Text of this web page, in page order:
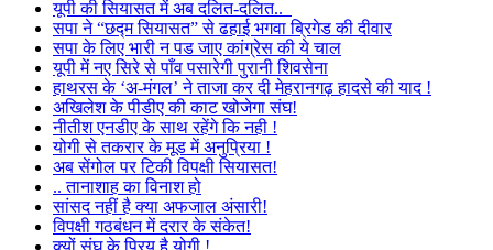
यूपी की सियासत में अब दलित-दलित..
सपा ने “छद्म सियासत” से ढहाई भगवा ब्रिगेड की दीवार
सपा के लिए भारी न पड जाए कांग्रेस की ये चाल
यूपी में नए सिरे से पाँव पसारेगी पुरानी शिवसेना
हाथरस के ‘अ-मंगल’ ने ताजा कर दी मेहरानगढ़ हादसे की याद !
अखिलेश के पीडीए की काट खोजेगा संघ!
नीतीश एनडीए के साथ रहेंगे कि नही !
योगी से तकरार के मूड में अनुप्रिया !
अब सेंगोल पर टिकी विपक्षी सियासत!
.. तानाशाह का विनाश हो
सांसद नहीं है क्या अफजाल अंसारी!
विपक्षी गठबंधन में दरार के संकेत!
क्यों संघ के प्रिय है योगी !